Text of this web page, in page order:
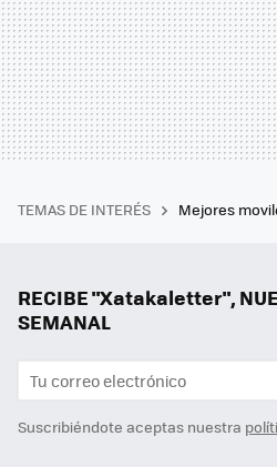
TEMAS DE INTERÉS Mejores
RECIBE "Xatakaletter",
SEMANAL
Suscribiéndote aceptas nuestra